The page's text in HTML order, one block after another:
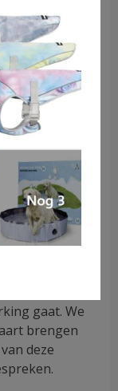
huisdier(en)
ik foto’s en
sms
zelf
ziekte of
dat mij
altijd
aan
kom
Van
je dit door
gaat. We
brengen
deze